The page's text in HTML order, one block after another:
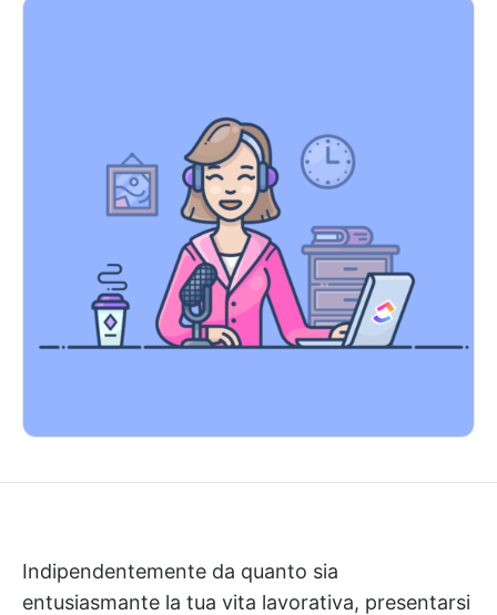
Indipendentemente da quanto sia
entusiasmante la tua vita lavorativa, presentarsi